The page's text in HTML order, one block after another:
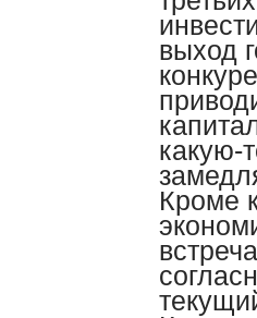
выход
какую-
Кроме